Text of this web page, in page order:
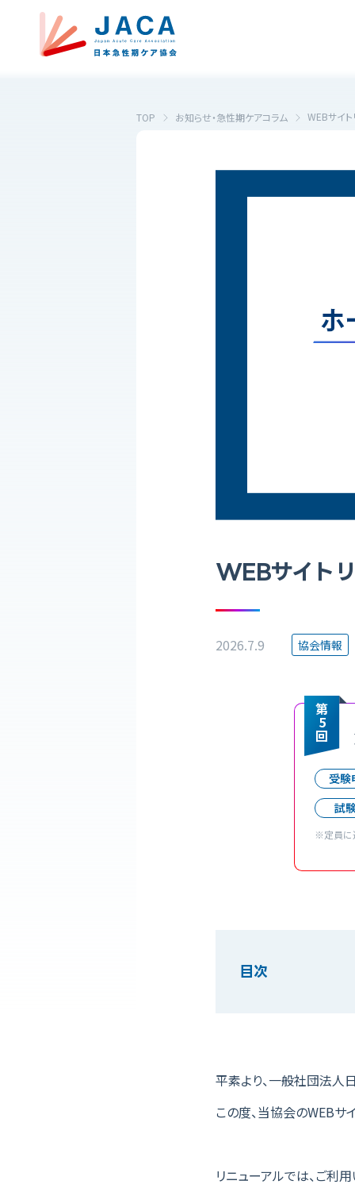
TOP お知らせ・急性期ケアコラム WEBサイ
WEBサイト
2026.7.9 協会情報
第
5
回
受験
試
※定員に
目次
平素より、一般社団法人
この度、当協会のWEBサ
リニューアルでは、ご利